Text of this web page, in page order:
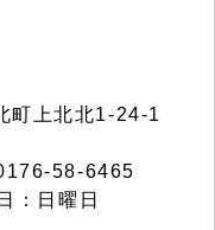
上北北1-24-1
58-6465
：日曜日